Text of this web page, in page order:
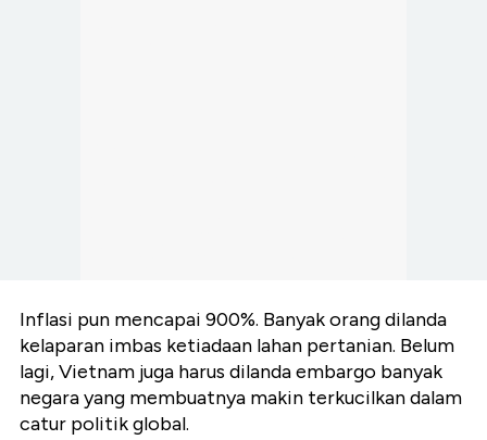
Inflasi pun mencapai 900%. Banyak orang dilanda
kelaparan imbas ketiadaan lahan pertanian. Belum
lagi, Vietnam juga harus dilanda embargo banyak
negara yang membuatnya makin terkucilkan dalam
catur politik global.